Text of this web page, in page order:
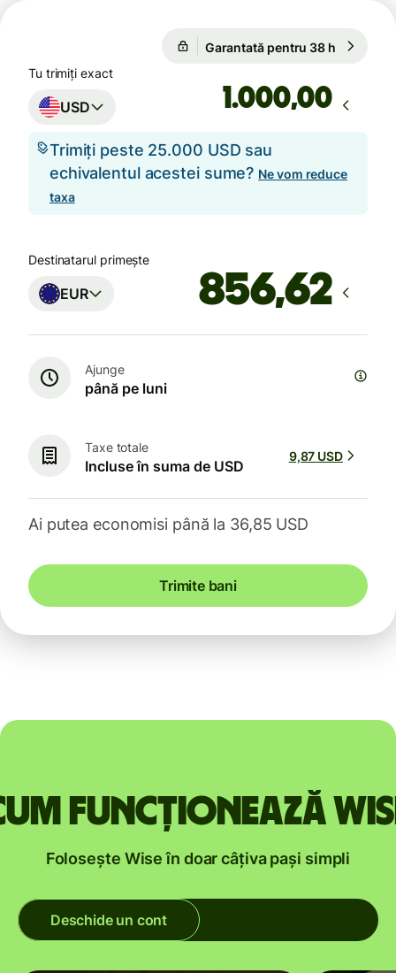
Garantată pentru 38 h
Tu trimiți exact
USD ,00
Trimiți peste 25.000 USD sau
echivalentul acestei sume? Ne vom reduce
taxa
Destinatarul primește
EUR
Ajunge
până pe luni
Taxe totale
Incluse în suma de USD
9,87 USD
Ai putea economisi până la 36,85 USD
Trimite bani
funcționează
Folosește Wise în doar câțiva pași simpli
Deschide un cont